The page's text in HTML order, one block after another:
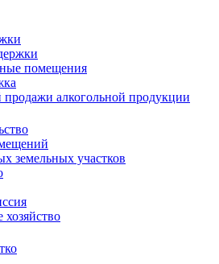
помещения
алкогольной продукции
земельных участков